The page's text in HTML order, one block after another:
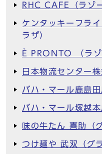
RHC CAFE（ラゾ
ケンタッキーフラ
ラザ）
È PRONTO （ラゾ
日本物流センター
バハ・マール鹿島田
バハ・マール塚越本
味の牛たん 喜助（
つけ麺や 武双（グ